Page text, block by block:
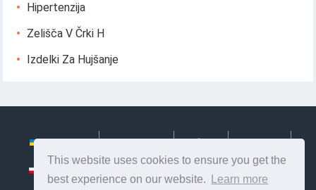
This website uses cookies to ensure you get the
best experience on our website.
Learn more
Hipertenzija
Zelišča V Črki H
Izdelki Za Hujšanje